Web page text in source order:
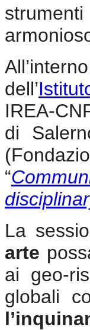
dell’
IREA-
di
“
La
arte
ai geo-
globali